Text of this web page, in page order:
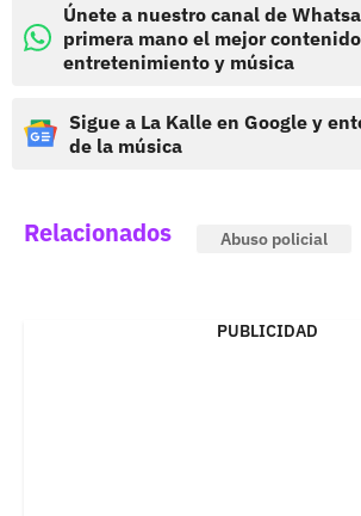
Únete a nuestro canal de
primera mano el mejor
entretenimiento y música
Sigue a La Kalle en Google y
de la música
Relacionados Abuso policial
PUBLICIDAD